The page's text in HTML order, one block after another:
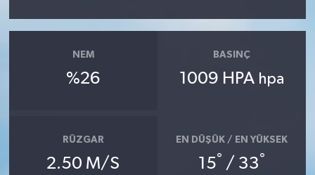
NEM
%26
BASINÇ
1009 HPA hpa
RÜZGAR
2.50 M/S
EN DÜŞÜK / EN YÜKSEK
15° / 33°